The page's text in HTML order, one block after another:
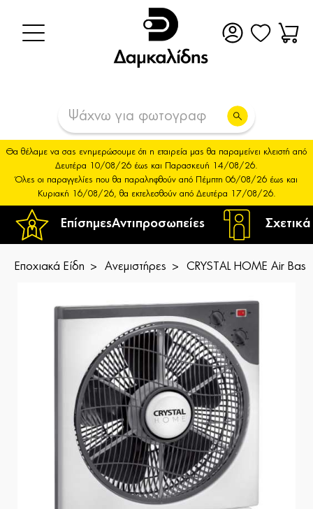
ΕπίσημεςΑντιπροσωπείες
Θα θέλαμε να σας ενημερώσουμε ότι η εταιρεία μας θα παραμείνει κλειστή από
Δευτέρα 10/08/26 έως και Παρασκευή 14/08/26.
Όλες οι παραγγελίες που θα παραληφθούν από Πέμπτη 06/08/26 έως και
Κυριακή 16/08/26, θα εκτελεσθούν από Δευτέρα 17/08/26.
Εποχιακά Είδη Ανεμιστήρες CRYSTAL HOME Air